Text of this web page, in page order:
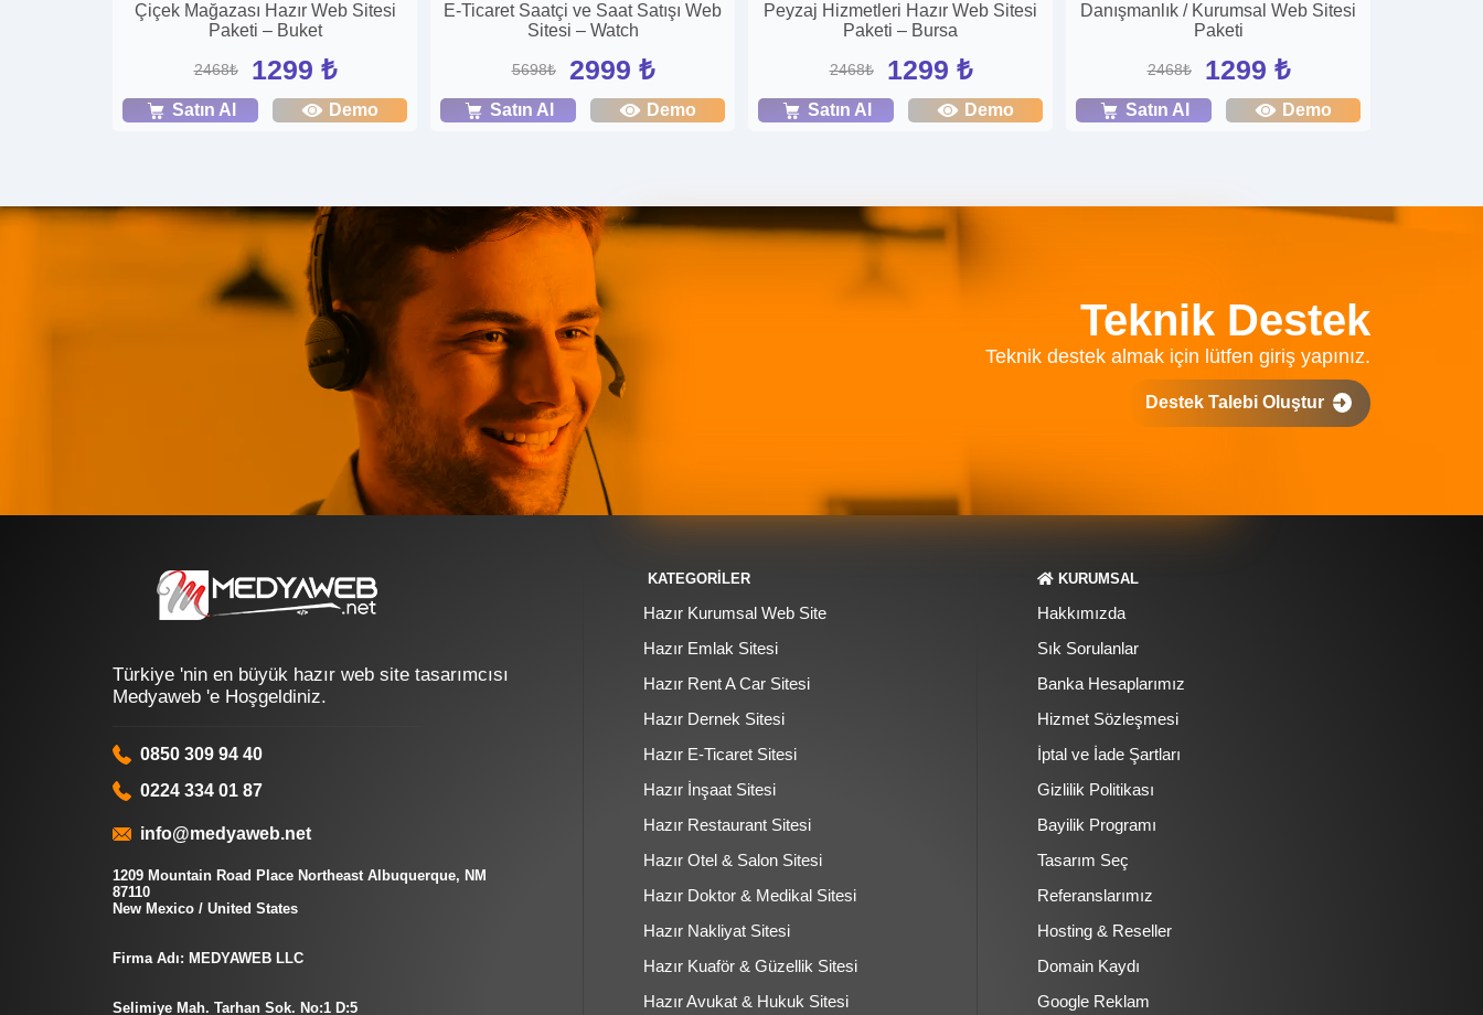
Çiçek Mağazası Hazır Web Sitesi
Paketi – Buket
2468₺ 1299 ₺
Satın Al Demo
E-Ticaret Saatçi ve Saat Satışı Web
Sitesi – Watch
5698₺ 2999 ₺
Satın Al Demo
Peyzaj Hizmetleri Hazır Web Sitesi
Paketi – Bursa
2468₺ 1299 ₺
Satın Al Demo
Danışmanlık / Kurumsal Web Sitesi
Paketi
2468₺ 1299 ₺
Satın Al Demo
Teknik Destek
Teknik destek almak için lütfen giriş yapınız.
Destek Talebi Oluştur
Türkiye 'nin en büyük hazır web site tasarımcısı
Medyaweb 'e Hoşgeldiniz.
0850 309 94 40
0224 334 01 87
info@medyaweb.net
1209 Mountain Road Place Northeast Albuquerque, NM
87110
New Mexico / United States
Firma Adı: MEDYAWEB LLC
Selimiye Mah. Tarhan Sok. No:1 D:5
KATEGORİLER
Hazır Kurumsal Web Site
Hazır Emlak Sitesi
Hazır Rent A Car Sitesi
Hazır Dernek Sitesi
Hazır E-Ticaret Sitesi
Hazır İnşaat Sitesi
Hazır Restaurant Sitesi
Hazır Otel & Salon Sitesi
Hazır Doktor & Medikal Sitesi
Hazır Nakliyat Sitesi
Hazır Kuaför & Güzellik Sitesi
Hazır Avukat & Hukuk Sitesi
KURUMSAL
Hakkımızda
Sık Sorulanlar
Banka Hesaplarımız
Hizmet Sözleşmesi
İptal ve İade Şartları
Gizlilik Politikası
Bayilik Programı
Tasarım Seç
Referanslarımız
Hosting & Reseller
Domain Kaydı
Google Reklam